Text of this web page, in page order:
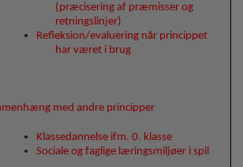
(præcisering af præmisser og
retningslinjer)
Refleksion/evaluering når princippet
har været i brug
med andre principper
Klassedannelse ifm. 0. klasse
Sociale og faglige læringsmiljøer i spil